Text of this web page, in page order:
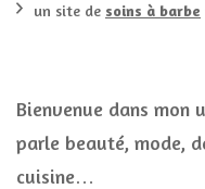
un site de soins à barbe
Bienvenue dans mon
parle beauté, mode,
cuisine…